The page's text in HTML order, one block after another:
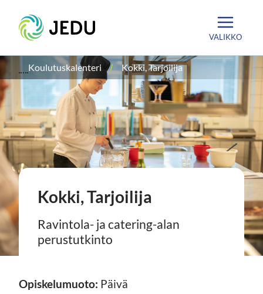
sisältöön
Etusivu
VALIKKO
Koulutuskalenteri Kokki, Tarjoilija
Kokki, Tarjoilija
Ravintola- ja catering-alan
perustutkinto
Opiskelumuoto: Päivä